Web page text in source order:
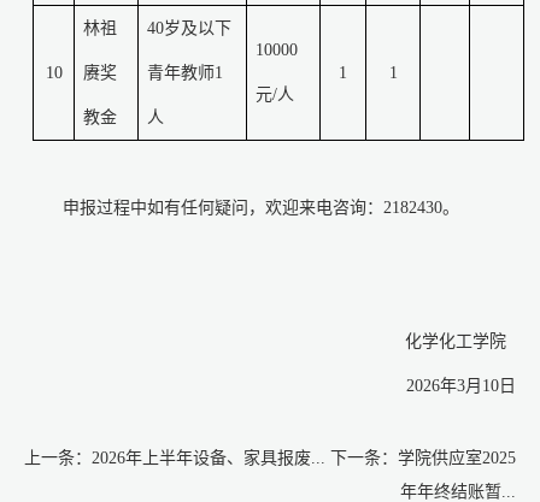
10
林祖
赓奖
教金
40岁及以下
青年教师1
人
10000
元/人
1 1
申报过程中如有任何疑问，欢迎来电咨询： 2182430。
化学化工学院
2026年3月 10 日
上一条： 2026年上半年设备、家具报废... 下一条： 学院供应室2025
年年终结账暂...